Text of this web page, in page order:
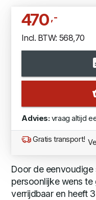
470,-
Incl. BTW: 568,70
Advies: vraag altijd
Gratis transport!
Door de eenvoudige
persoonlijke wens te
verrijdbaar en heeft